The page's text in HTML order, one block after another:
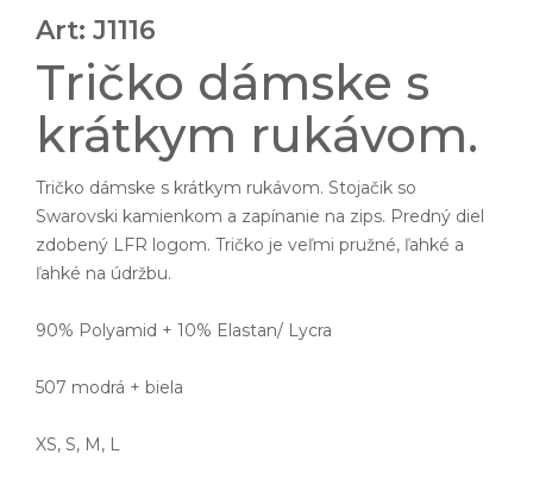
Art: J1116
Tričko dámske s
krátkym rukávom.
Tričko dámske s krátkym rukávom. Stojačik so
Swarovski kamienkom a zapínanie na zips. Predný diel
zdobený LFR logom. Tričko je veľmi pružné, ľahké a
ľahké na údržbu.
90% Polyamid + 10% Elastan/ Lycra
507 modrá + biela
XS, S, M, L